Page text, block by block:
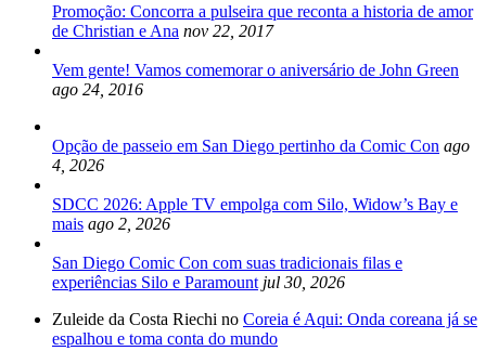
Promoção: Concorra a pulseira que reconta a historia de amor
de Christian e Ana nov 22, 2017
Vem gente! Vamos comemorar o aniversário de John Green
ago 24, 2016
Opção de passeio em San Diego pertinho da Comic Con ago
4, 2026
SDCC 2026: Apple TV empolga com Silo, Widow’s Bay e
mais ago 2, 2026
San Diego Comic Con com suas tradicionais filas e
experiências Silo e Paramount jul 30, 2026
Zuleide da Costa Riechi no Coreia é Aqui: Onda coreana já se
espalhou e toma conta do mundo